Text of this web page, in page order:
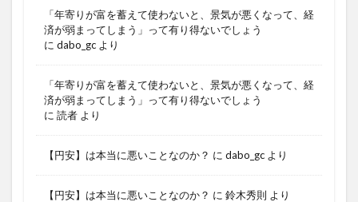
「年寄りが富を蓄えて使わないと、景気が悪くなって、経
済が弱まってしまう」って有り得ないでしょう
に dabo_gc より
「年寄りが富を蓄えて使わないと、景気が悪くなって、経
済が弱まってしまう」って有り得ないでしょう
に 読者 より
【円安】は本当に悪いことなのか？ に dabo_gc より
【円安】は本当に悪いことなのか？ に 鈴木秀則 より